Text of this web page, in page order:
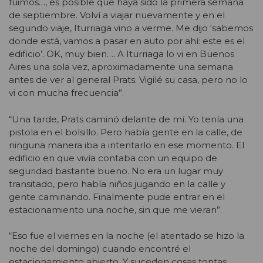
de septiembre. Volví a viajar nuevamente y en el
segundo viaje, Iturriaga vino a verme. Me dijo ‘sabemos
donde está, vamos a pasar en auto por ahí: este es el
edificio’. OK, muy bien…. A Iturriaga lo vi en Buenos
Aires una sola vez, aproximadamente una semana
antes de ver al general Prats. Vigilé su casa, pero no lo
vi con mucha frecuencia”.
“Una tarde, Prats caminó delante de mí. Yo tenía una
pistola en el bolsillo. Pero había gente en la calle, de
ninguna manera iba a intentarlo en ese momento. El
edificio en que vivía contaba con un equipo de
seguridad bastante bueno. No era un lugar muy
transitado, pero había niños jugando en la calle y
gente caminando. Finalmente pude entrar en el
estacionamiento una noche, sin que me vieran”.
“Eso fue el viernes en la noche (el atentado se hizo la
noche del domingo) cuando encontré el